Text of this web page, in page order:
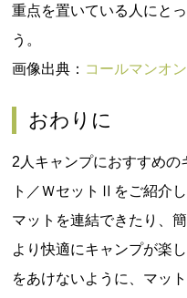
重点を置いている人にと
う。
画像出典： コールマンオ
おわりに
2人キャンプにおすすめの
ト／ＷセットⅡをご紹介
マットを連結できたり、
より快適にキャンプが楽
をあけないように、マッ